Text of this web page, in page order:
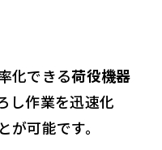
化できる荷役機器
し作業を迅速化
可能です。